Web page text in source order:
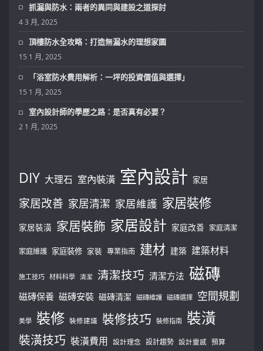
抓漏與防水：兩者的異同與建設之道探討
4 3 月, 2025
頂樓防水全攻略：打造無漏水的理想家園
15 1 月, 2025
「浴室防水費用解析：一坪的投資價值與選擇」
15 1 月, 2025
室內設計師的學歷之路：是否真有必要？
2 1 月, 2025
DIY 大理石 室內裝潢 室內設計 家居
家居改善 家居清潔 家居維護 家居裝修
家居裝潢 家居裝飾 家居設計 家庭改善 家庭清潔
家庭維護 家庭裝修 家裝 專業指南 建材 建築 建築材料
施工技巧 材料科學 清潔 清潔技巧 清潔方法 磁磚
磁磚保養 磁磚安裝 磁磚清潔 磁磚維護 磁磚選擇 空間規劃
美學 裝修 裝修建議 裝修技巧 裝修指南 裝潢
裝潢技巧 裝潢費用 設計理念 設計趨勢 設計靈感 預算